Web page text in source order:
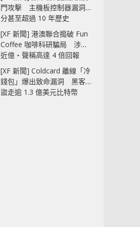
門攻擊 主機板控制器漏洞部
分甚至超過 10 年歷史
[XF 新聞] 港澳聯合搗破 Fun
Coffee 咖啡科研騙局 涉款
近億‧聲稱高達 4 倍回報
[XF 新聞] Coldcard 離線「冷
錢包」爆出致命漏洞 黑客已
盜走逾 1.3 億美元比特幣